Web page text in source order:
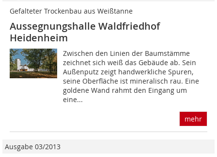
Gefalteter Trockenbau aus Weißtanne
Aussegnungshalle Waldfriedhof
Heidenheim
Zwischen den Linien der Baumstämme
zeichnet sich weiß das Gebäude ab. Sein
Außenputz zeigt handwerkliche Spuren,
seine Oberfläche ist mineralisch rau. Eine
goldene Wand rahmt den Eingang um
eine...
mehr
Ausgabe 03/2013